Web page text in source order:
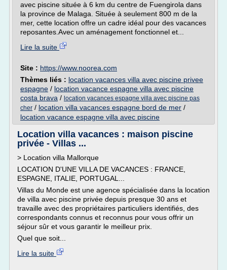
avec piscine située à 6 km du centre de Fuengirola dans
la province de Malaga. Située à seulement 800 m de la
mer, cette location offre un cadre idéal pour des vacances
reposantes.Avec un aménagement fonctionnel et...
Lire la suite
Site : https://www.noorea.com
Thèmes liés : location vacances villa avec piscine privee
espagne / location vacance espagne villa avec piscine
costa brava / location vacances espagne villa avec piscine pas
cher / location villa vacances espagne bord de mer /
location vacance espagne villa avec piscine
Location villa vacances : maison piscine
privée - Villas ...
> Location villa Mallorque
LOCATION D'UNE VILLA DE VACANCES : FRANCE,
ESPAGNE, ITALIE, PORTUGAL...
Villas du Monde est une agence spécialisée dans la location
de villa avec piscine privée depuis presque 30 ans et
travaille avec des propriétaires particuliers identifiés, des
correspondants connus et reconnus pour vous offrir un
séjour sûr et vous garantir le meilleur prix.
Quel que soit...
Lire la suite